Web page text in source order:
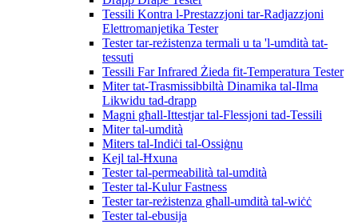
Tessili Kontra l-Prestazzjoni tar-Radjazzjoni
Elettromanjetika Tester
Tester tar-reżistenza termali u ta 'l-umdità tat-
tessuti
Tessili Far Infrared Żieda fit-Temperatura Tester
Miter tat-Trasmissibbiltà Dinamika tal-Ilma
Likwidu tad-drapp
Magni għall-Ittestjar tal-Flessjoni tad-Tessili
Miter tal-umdità
Miters tal-Indiċi tal-Ossiġnu
Kejl tal-Ħxuna
Tester tal-permeabilità tal-umdità
Tester tal-Kulur Fastness
Tester tar-reżistenza għall-umdità tal-wiċċ
Tester tal-ebusija